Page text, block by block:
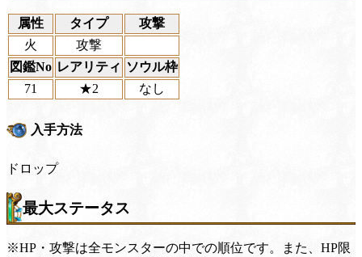
属性 タイプ
攻撃
火
攻撃
図鑑No レアリティ ソウル枠
71
★2 なし
入手方法
ドロップ
最大ステータス
※HP・攻撃は全モンスターの中での順位です。また、HP限